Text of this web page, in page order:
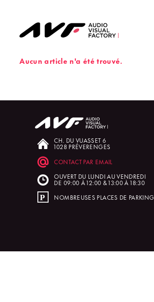
Aucun article n'a été trouvé.
CH. DU VUASSET 6
1028 PRÉVERENGES
CONTACT PAR EMAIL
OUVERT DU LUNDI AU VENDREDI
DE 09:00 À 12:00 & 13:00 À 18:30
NOMBREUSES PLACES DE PARKING